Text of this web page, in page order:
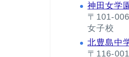
神田女学
〒101-
女子校
北豊島中
〒116-